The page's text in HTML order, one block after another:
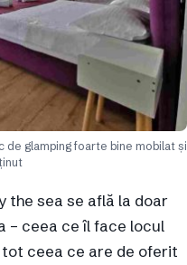
de glamping foarte bine mobilat și
the sea se află la doar
– ceea ce îl face locul
ceea ce are de oferit